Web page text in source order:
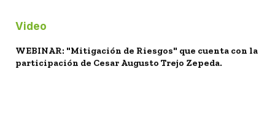
Video
WEBINAR: "Mitigación de Riesgos" que cuenta con la
participación de Cesar Augusto Trejo Zepeda.